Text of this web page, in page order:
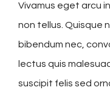
Vivamus eget arcu
non tellus. Quisque
bibendum nec,
lectus quis
suscipit felis sed